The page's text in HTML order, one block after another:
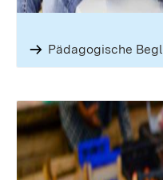
Pädago­gische